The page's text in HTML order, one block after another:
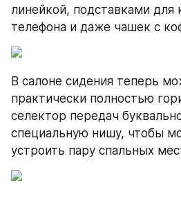
линейкой, подставками для
телефона и даже чашек с
В салоне сидения теперь
практически полностью
селектор передач
специальную нишу, чтобы
устроить пару спальных